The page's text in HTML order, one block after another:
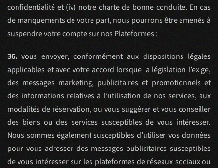
confidentialité et (iv) notre charte de bonne conduite. En cas
de manquements de votre part, nous pourrons être amenés à
suspendre votre compte sur nos Plateformes ;
36. vous envoyer, conformément aux dispositions légales
applicables et avec votre accord lorsque la législation l’exige,
des messages marketing, publicitaires et promotionnels et
des informations relatives à l’utilisation de nos services, aux
modalités de réservation, ou vous suggérer et vous conseiller
des biens ou des services susceptibles de vous intéresser.
Nous sommes également susceptibles d’utiliser vos données
pour vous adresser des messages publicitaires susceptibles
de vous intéresser sur les plateformes de réseaux sociaux ou